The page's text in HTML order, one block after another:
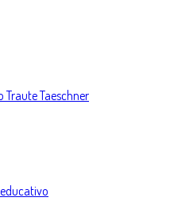
Traute Taeschner